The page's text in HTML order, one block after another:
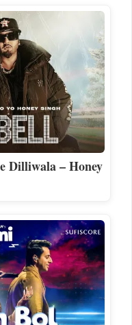
Dilliwala – Honey